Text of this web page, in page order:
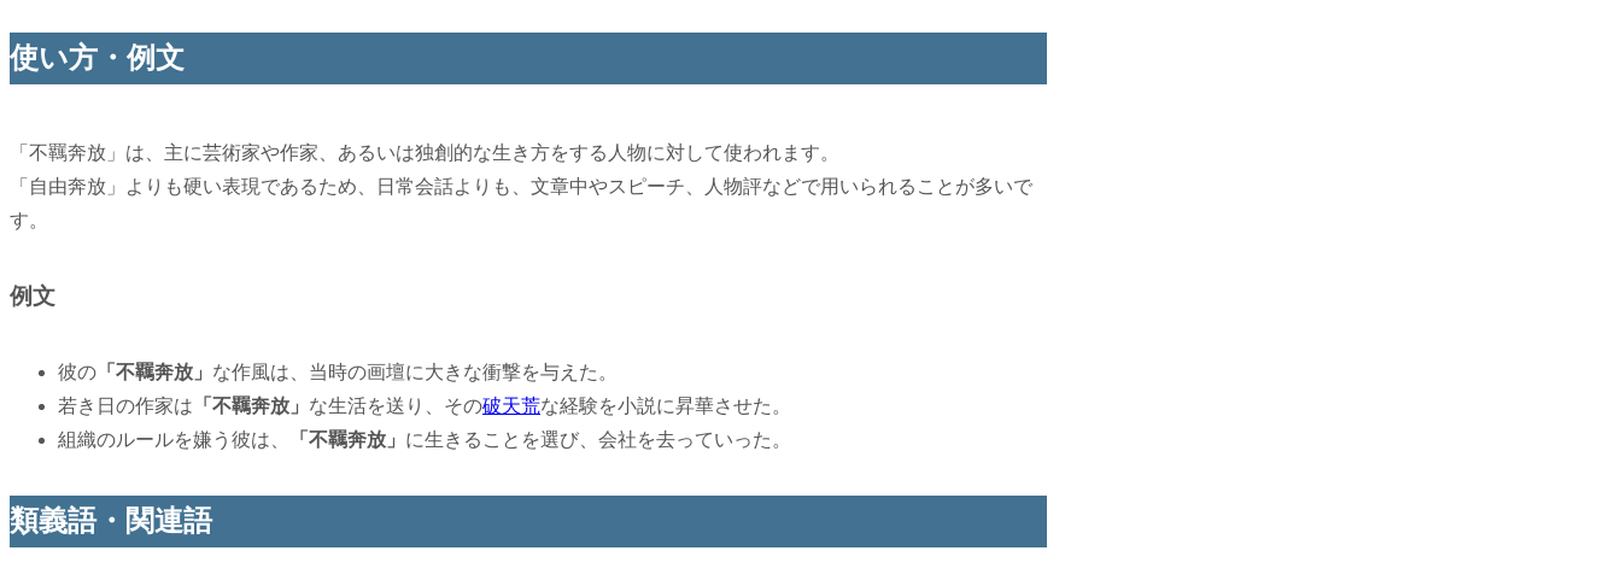
使い方・例文
「不羈奔放」は、主に芸術家や作家、あるいは独創的な生き方をする人物に対して使われます。
「自由奔放」よりも硬い表現であるため、日常会話よりも、文章中やスピーチ、人物評などで用いられることが多いで
す。
例文
彼の 「不羈奔放」 な作風は、当時の画壇に大きな衝撃を与えた。
若き日の作家は 「不羈奔放」 な生活を送り、その破天荒な経験を小説に昇華させた。
組織のルールを嫌う彼は、
「不羈奔放」 に生きることを選び、会社を去っていった。
類義語・関連語